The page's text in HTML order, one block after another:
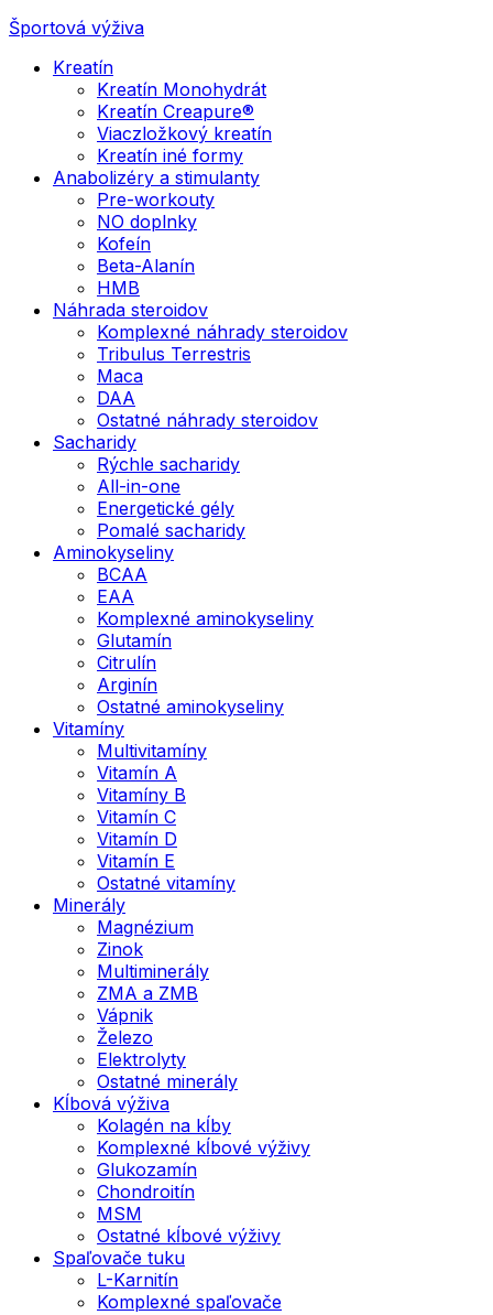
Športová výživa
Kreatín
Kreatín Monohydrát
Kreatín Creapure®
Viaczložkový kreatín
Kreatín iné formy
Anabolizéry a stimulanty
Pre-workouty
NO doplnky
Kofeín
Beta-Alanín
HMB
Náhrada steroidov
Komplexné náhrady steroidov
Tribulus Terrestris
Maca
DAA
Ostatné náhrady steroidov
Sacharidy
Rýchle sacharidy
All-in-one
Energetické gély
Pomalé sacharidy
Aminokyseliny
BCAA
EAA
Komplexné aminokyseliny
Glutamín
Citrulín
Arginín
Ostatné aminokyseliny
Vitamíny
Multivitamíny
Vitamín A
Vitamíny B
Vitamín C
Vitamín D
Vitamín E
Ostatné vitamíny
Minerály
Magnézium
Zinok
Multiminerály
ZMA a ZMB
Vápnik
Železo
Elektrolyty
Ostatné minerály
Kĺbová výživa
Kolagén na kĺby
Komplexné kĺbové výživy
Glukozamín
Chondroitín
MSM
Ostatné kĺbové výživy
Spaľovače tuku
L-Karnitín
Komplexné spaľovače